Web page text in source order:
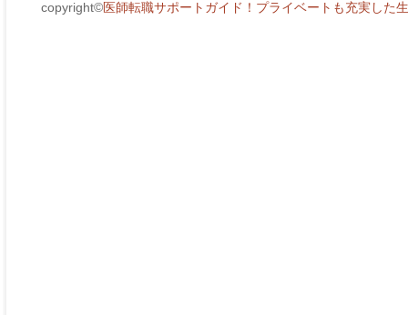
copyright© 医師転職サポートガイド！プライベートも充実した